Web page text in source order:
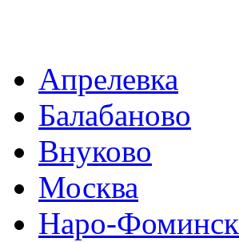
Апрелевка
Балабаново
Внуково
Москва
Наро-Фоминск